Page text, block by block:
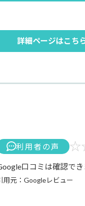
詳細ページはこち
利用者の声 ☆
口コミは確認でき
用元：Googleレビュー